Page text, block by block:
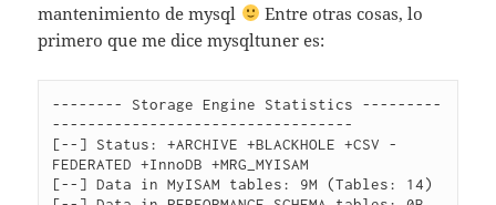
mantenimiento de mysql
Entre otras cosas, lo
primero que me dice mysqltuner es:
-------- Storage Engine Statistics ---------
----------------------------------
[--] Status: +ARCHIVE +BLACKHOLE +CSV -
FEDERATED +InnoDB +MRG_MYISAM
[--] Data in MyISAM tables: 9M (Tables: 14)